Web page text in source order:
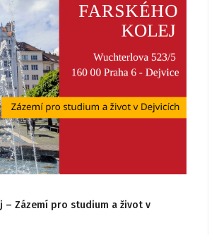
– Zázemí pro studium a život v